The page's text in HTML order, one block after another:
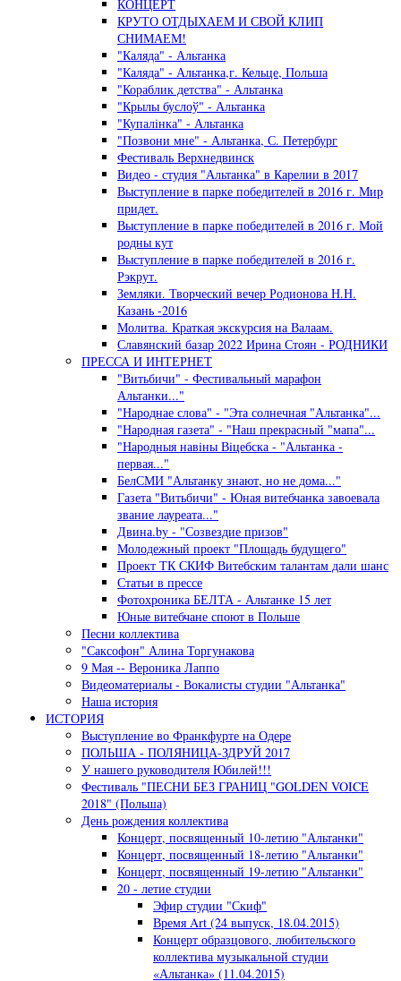
КОНЦЕРТ
КРУТО ОТДЫХАЕМ И СВОЙ КЛИП
СНИМАЕМ!
"Каляда" - Альтанка
"Каляда" - Альтанка,г. Кельце, Польша
"Кораблик детства" - Альтанка
"Крылы буслоў" - Альтанка
"Купалiнка" - Альтанка
"Позвони мне" - Альтанка, С. Петербург
Фестиваль Верхнедвинск
Видео - студия "Альтанка" в Карелии в 2017
Выступление в парке победителей в 2016 г. Мир
придет.
Выступление в парке победителей в 2016 г. Мой
родны кут
Выступление в парке победителей в 2016 г.
Рэкрут.
Земляки. Творческий вечер Родионова Н.Н.
Казань -2016
Молитва. Краткая экскурсия на Валаам.
Славянский базар 2022 Ирина Стоян - РОДНИКИ
ПРЕССА И ИНТЕРНЕТ
"Витьбичи" - Фестивальный марафон
Альтанки..."
"Народнае слова" - "Эта солнечная "Альтанка"...
"Народная газета" - "Наш прекрасный "мапа"...
"Народныя навiны Вiцебска - "Альтанка -
первая..."
БелСМИ "Альтанку знают, но не дома..."
Газета "Витьбичи" - Юная витебчанка завоевала
звание лауреата..."
Двина.by - "Созвездие призов"
Молодежный проект "Площадь будущего"
Проект ТК СКИФ Витебским талантам дали шанс
Статьи в прессе
Фотохроника БЕЛТА - Альтанке 15 лет
Юные витебчане споют в Польше
Песни коллектива
"Саксофон" Алина Торгунакова
9 Мая -- Вероника Лаппо
Видеоматериалы - Вокалисты студии "Альтанка"
Наша история
ИСТОРИЯ
Выступление во Франкфурте на Одере
ПОЛЬША - ПОЛЯНИЦА-ЗДРУЙ 2017
У нашего руководителя Юбилей!!!
Фестиваль "ПЕСНИ БЕЗ ГРАНИЦ "GOLDEN VOICE
2018" (Польша)
День рождения коллектива
Концерт, посвященный 10-летию "Альтанки"
Концерт, посвященный 18-летию "Альтанки"
Концерт, посвященный 19-летию "Альтанки"
20 - летие студии
Эфир студии "Скиф"
Время Art (24 выпуск, 18.04.2015)
Концерт образцового, любительского
коллектива музыкальной студии
«Альтанка» (11.04.2015)